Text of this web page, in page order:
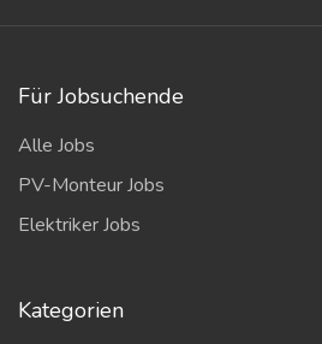
Für Jobsuchende
Alle Jobs
PV-Monteur Jobs
Elektriker Jobs
Kategorien